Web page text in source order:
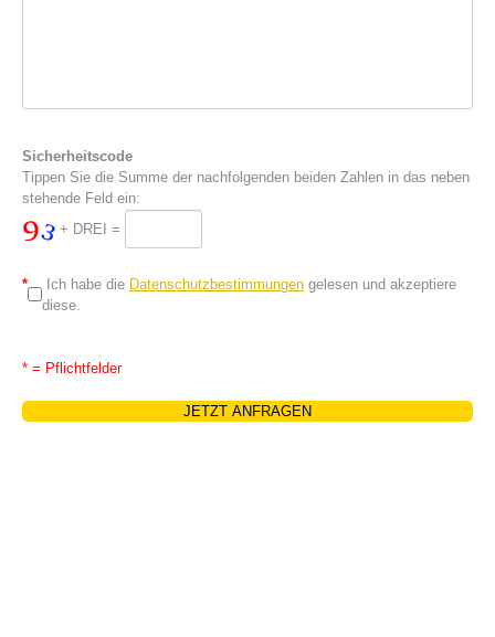
Sicherheitscode
Tippen Sie die Summe der nachfolgenden beiden Zahlen in das neben
stehende Feld ein:
+ DREI =
* Ich habe die Datenschutzbestimmungen gelesen und akzeptiere
diese.
* = Pflichtfelder